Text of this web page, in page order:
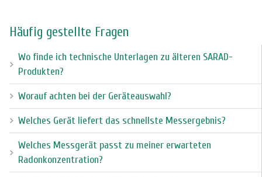
Häufig gestellte Fragen
Wo finde ich technische Unterlagen zu älteren SARAD-
Produkten?
Worauf achten bei der Geräteauswahl?
Welches Gerät liefert das schnellste Messergebnis?
Welches Messgerät passt zu meiner erwarteten
Radonkonzentration?